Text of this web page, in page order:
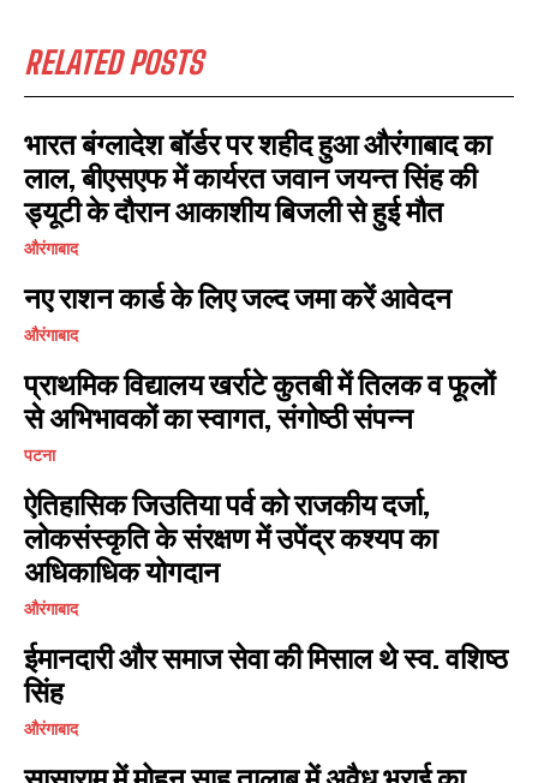
RELATED POSTS
भारत बंग्लादेश बॉर्डर पर शहीद हुआ औरंगाबाद का
लाल, बीएसएफ में कार्यरत जवान जयन्त सिंह की
ड्यूटी के दौरान आकाशीय बिजली से हुई मौत
औरंगाबाद
नए राशन कार्ड के लिए जल्द जमा करें आवेदन
औरंगाबाद
प्राथमिक विद्यालय खर्राटे कुतबी में तिलक व फूलों
से अभिभावकों का स्वागत, संगोष्ठी संपन्न
पटना
ऐतिहासिक जिउतिया पर्व को राजकीय दर्जा,
लोकसंस्कृति के संरक्षण में उपेंद्र कश्यप का
अधिकाधिक योगदान
औरंगाबाद
ईमानदारी और समाज सेवा की मिसाल थे स्व. वशिष्ठ
सिंह
औरंगाबाद